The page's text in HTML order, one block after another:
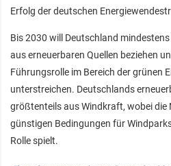
Erfolg der deutschen
Bis 2030 will Deutschland
aus erneuerbaren Quellen beziehen
Führungsrolle im Bereich der grünen
unterstreichen. Deutschlands
größtenteils aus Windkraft, wobei die
günstigen Bedingungen für
Rolle spielt.